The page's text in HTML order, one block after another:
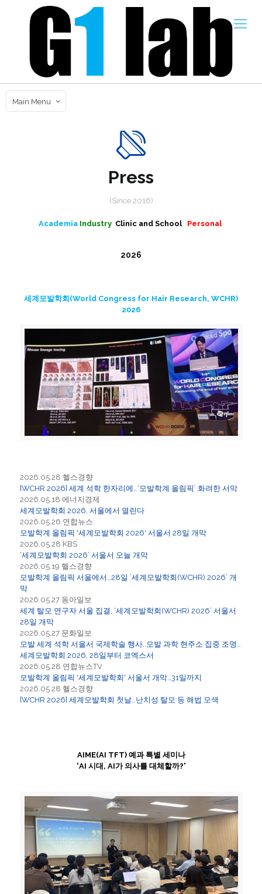
Main Menu
Press
(Since 2016)
Academia Industry Clinic and School Personal
2026
세계모발학회(World Congress for Hair Research, WCHR)
2026
2026.05.28 헬스경향
[WCHR 2026] 세계 석학 한자리에…‘모발학계 올림픽’ 화려한 서막
2026.05.18 에너지경제
세계모발학회 2026, 서울에서 열린다
2026.05.26 연합뉴스
모발학계 올림픽 '세계모발학회 2026' 서울서 28일 개막
2026.05.28 KBS
‘세계모발학회 2026’ 서울서 오늘 개막
2026.05.19 헬스경향
모발학계 올림픽 서울에서…28일 ’세계모발학회(WCHR) 2026’ 개
막
2026.05.27 동아일보
세계 탈모 연구자 서울 집결, ‘세계모발학회(WCHR) 2026’ 서울서
28일 개막
2026.05.27 문화일보
모발 세계 석학 서울서 국제학술 행사..모발 과학 현주소 집중 조명…
세계모발학회 2026, 28일부터 코엑스서
2026.05.28 연합뉴스TV
모발학계 올림픽 '세계모발학회' 서울서 개막…31일까지
2026.05.28 헬스경향
[WCHR 2026] 세계모발학회 첫날…난치성 탈모 등 해법 모색
AIME(AI TFT) 예과 특별 세미나
'AI 시대, AI가 의사를 대체할까?'